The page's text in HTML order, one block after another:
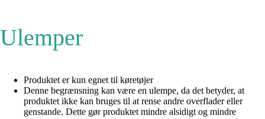
Ulemper
Produktet er kun egnet til køretøjer
Denne begrænsning kan være en ulempe, da det betyder, at
produktet ikke kan bruges til at rense andre overflader eller
genstande. Dette gør produktet mindre alsidigt og mindre